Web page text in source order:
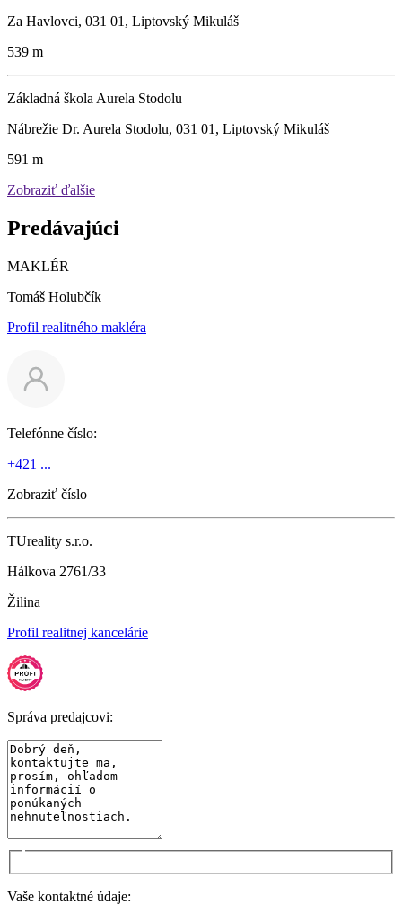
Za Havlovci, 031 01, Liptovský Mikuláš
539 m
Základná škola Aurela Stodolu
Nábrežie Dr. Aurela Stodolu, 031 01, Liptovský Mikuláš
591 m
Zobraziť ďalšie
Predávajúci
MAKLÉR
Tomáš Holubčík
Profil realitného makléra
Telefónne číslo:
+421 ...
Zobraziť číslo
TUreality s.r.o.
Hálkova 2761/33
Žilina
Profil realitnej kancelárie
Správa predajcovi:
Vaše kontaktné údaje: